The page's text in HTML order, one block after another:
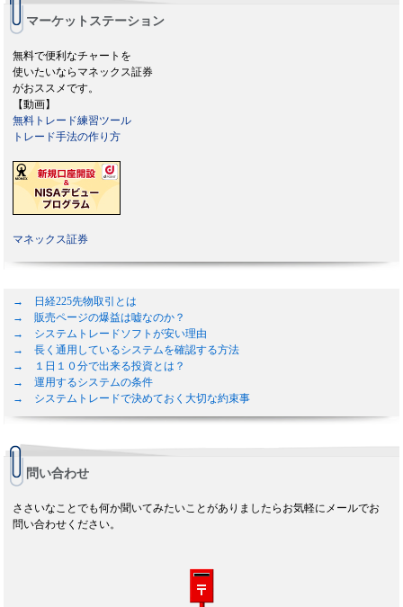
マーケットステーション
無料で便利なチャートを
使いたいならマネックス証券
がおススメです。
【動画】
無料トレード練習ツール
トレード手法の作り方
マネックス証券
→ 日経225先物取引とは
→ 販売ページの爆益は嘘なのか？
→ システムトレードソフトが安い理由
→ 長く通用しているシステムを確認する方法
→ １日１０分で出来る投資とは？
→ 運用するシステムの条件
→ システムトレードで決めておく大切な約束事
問い合わせ
ささいなことでも何か聞いてみたいことがありましたらお気軽にメールでお
問い合わせください。